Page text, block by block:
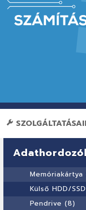
Memóriakártya
Külső HDD/
Pendrive (8)